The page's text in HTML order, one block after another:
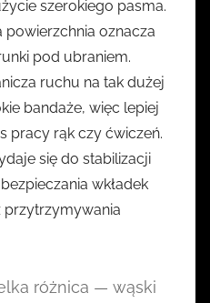
szerokiego pasma.
oznacza
pod ubraniem.
ruchu na tak dużej
bandaże, więc lepiej
pracy rąk czy ćwiczeń.
się do stabilizacji
wkładek
różnica — wąski